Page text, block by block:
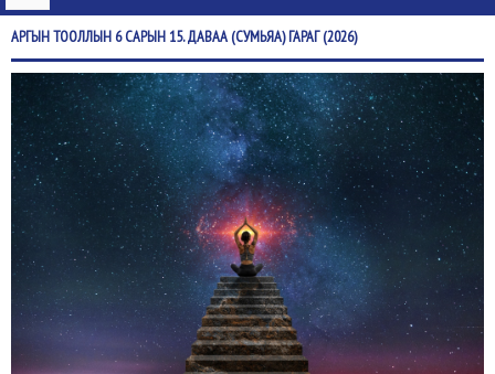
АРГЫНТООЛЛЫН 6 САРЫН 15. ДАВАА (СУМЬЯА) ГАРАГ (2026)